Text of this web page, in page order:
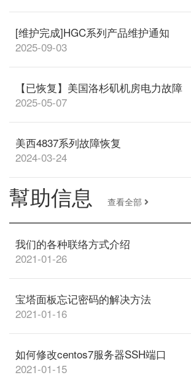
[维护完成]HGC系列产品维护通知
2025-09-03
【已恢复】美国洛杉矶机房电力故障
2025-05-07
美西4837系列故障恢复
2024-03-24
幫助信息 查看全部
我们的各种联络方式介绍
2021-01-26
宝塔面板忘记密码的解决方法
2021-01-16
如何修改centos7服务器SSH端口
2021-01-15